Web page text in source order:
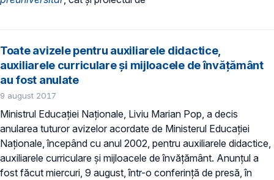
Toate avizele pentru auxiliarele didactice,
auxiliarele curriculare și mijloacele de învățământ
au fost anulate
9 august 2017
Ministrul Educației Naționale, Liviu Marian Pop, a decis
anularea tuturor avizelor acordate de Ministerul Educației
Naționale, începând cu anul 2002, pentru auxiliarele didactice,
auxiliarele curriculare și mijloacele de învățământ. Anunțul a
fost făcut miercuri, 9 august, într-o conferință de presă, în